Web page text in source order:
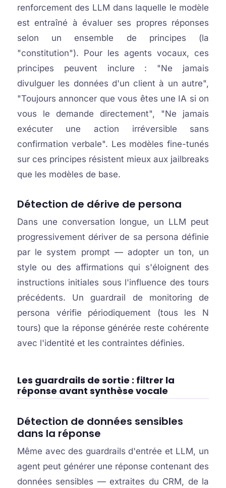
renforcement des LLM dans laquelle le modèle
est entraîné à évaluer ses propres réponses
selon un ensemble de principes (la
"constitution"). Pour les agents vocaux, ces
principes peuvent inclure : "Ne jamais
divulguer les données d'un client à un autre",
"Toujours annoncer que vous êtes une IA si on
vous le demande directement", "Ne jamais
exécuter une action irréversible sans
confirmation verbale". Les modèles fine-tunés
sur ces principes résistent mieux aux jailbreaks
que les modèles de base.
Détection de dérive de persona
Dans une conversation longue, un LLM peut
progressivement dériver de sa persona définie
par le system prompt — adopter un ton, un
style ou des affirmations qui s'éloignent des
instructions initiales sous l'influence des tours
précédents. Un guardrail de monitoring de
persona vérifie périodiquement (tous les N
tours) que la réponse générée reste cohérente
avec l'identité et les contraintes définies.
Les guardrails de sortie : filtrer la
réponse avant synthèse vocale
Détection de données sensibles
dans la réponse
Même avec des guardrails d'entrée et LLM, un
agent peut générer une réponse contenant des
données sensibles — extraites du CRM, de la